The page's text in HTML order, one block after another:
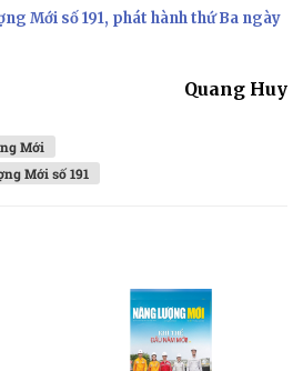
Mới số 191, phát hành thứ Ba ngày
Quang Huy
Mới
Mới số 191